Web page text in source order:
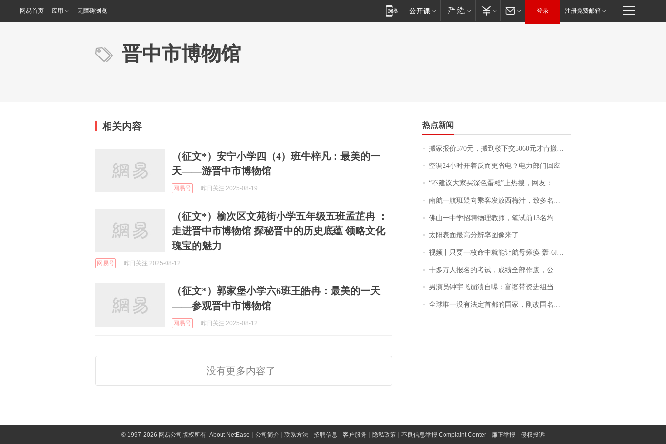
网易首页 应用 无障碍浏览 登录 注册免费邮箱
晋中市博物馆
相关内容
（征文*）安宁小学四（4）班牛梓凡：最美的一
天——游晋中市博物馆
网易号 昨日关注 2025-08-19
（征文*）榆次区文苑街小学五年级五班孟芷冉 ：
走进晋中市博物馆 探秘晋中的历史底蕴 领略文化
瑰宝的魅力
网易号 昨日关注 2025-08-12
（征文*）郭家堡小学六6班王皓冉：最美的一天
——参观晋中市博物馆
网易号 昨日关注 2025-08-12
没有更多内容了
热点新闻
搬家报价570元，搬到楼下交5060元才肯搬上楼！女子傻眼了……
空调24小时开着反而更省电？电力部门回应
“不建议大家买深色蛋糕”上热搜，网友：天塌了！
南航一航班疑向乘客发放西梅汁，致多名乘客在飞行途中排队上厕所！乘客：机上100多人只有2个厕所；客服回应：并非每架飞机都会发放西梅汁
佛山一中学招聘物理教师，笔试前13名均遭淘汰？教育局：已叫停招聘，成立调查组全面核查
太阳表面最高分辨率图像来了
视频丨只要一枚命中就能让航母瘫痪 轰-6J实力有多强？
十多万人报名的考试，成绩全部作废，公平么？
男演员钟宇飞崩溃自曝：富婆带资进组当女主角，50多集短剧强加60余场吻戏......不敢得罪只能强忍
全球唯一没有法定首都的国家，刚改国名，总统就邀请中国大使骑行绕了几乎整个国境线一圈，还曾两次到中国寻根
©1997-2026 网易公司版权所有 About NetEase 公司简介 联系方法 招聘信息 客户服务 隐私政策 不良信息举报 Complaint Center 廉正举报 侵权投诉